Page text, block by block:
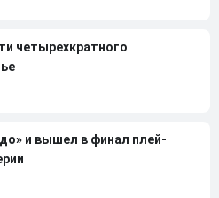
четырехкратного
и вышел в финал плей-